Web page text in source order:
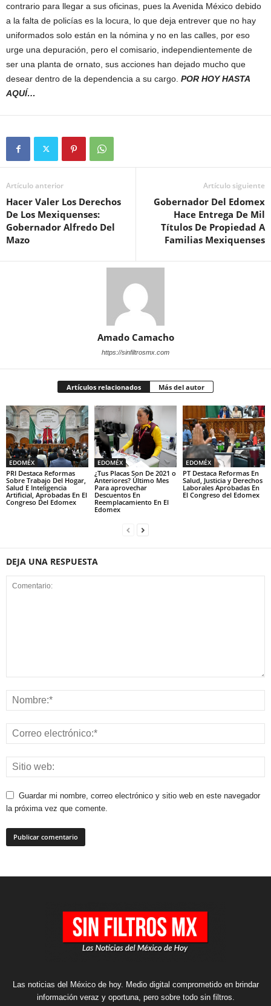
contrario para llegar a sus oficinas, pues la Avenida México debido
a la falta de policías es la locura, lo que deja entrever que no hay
uniformados solo están en la nómina y no en las calles, por eso
urge una depuración, pero el comisario, independientemente de
ser una planta de ornato, sus acciones han dejado mucho que
desear dentro de la dependencia a su cargo. POR HOY HASTA
AQUÍ…
Artículo anterior
Hacer Valer Los Derechos
De Los Mexiquenses:
Gobernador Alfredo Del
Mazo
Artículo siguiente
Gobernador Del Edomex
Hace Entrega De Mil
Títulos De Propiedad A
Familias Mexiquenses
Amado Camacho
https://sinfiltrosmx.com
Artículos relacionados Más del autor
EDOMÉX
PRI Destaca Reformas
Sobre Trabajo Del Hogar,
Salud E Inteligencia
Artificial, Aprobadas En El
Congreso Del Edomex
EDOMÉX
¿Tus Placas Son De 2021 o
Anteriores? Último Mes
Para aprovechar
Descuentos En
Reemplacamiento En El
Edomex
EDOMÉX
PT Destaca Reformas En
Salud, Justicia y Derechos
Laborales Aprobadas En
El Congreso del Edomex
DEJA UNA RESPUESTA
Guardar mi nombre, correo electrónico y sitio web en este navegador
la próxima vez que comente.
Las noticias del México de hoy. Medio digital comprometido en brindar
información veraz y oportuna, pero sobre todo sin filtros.